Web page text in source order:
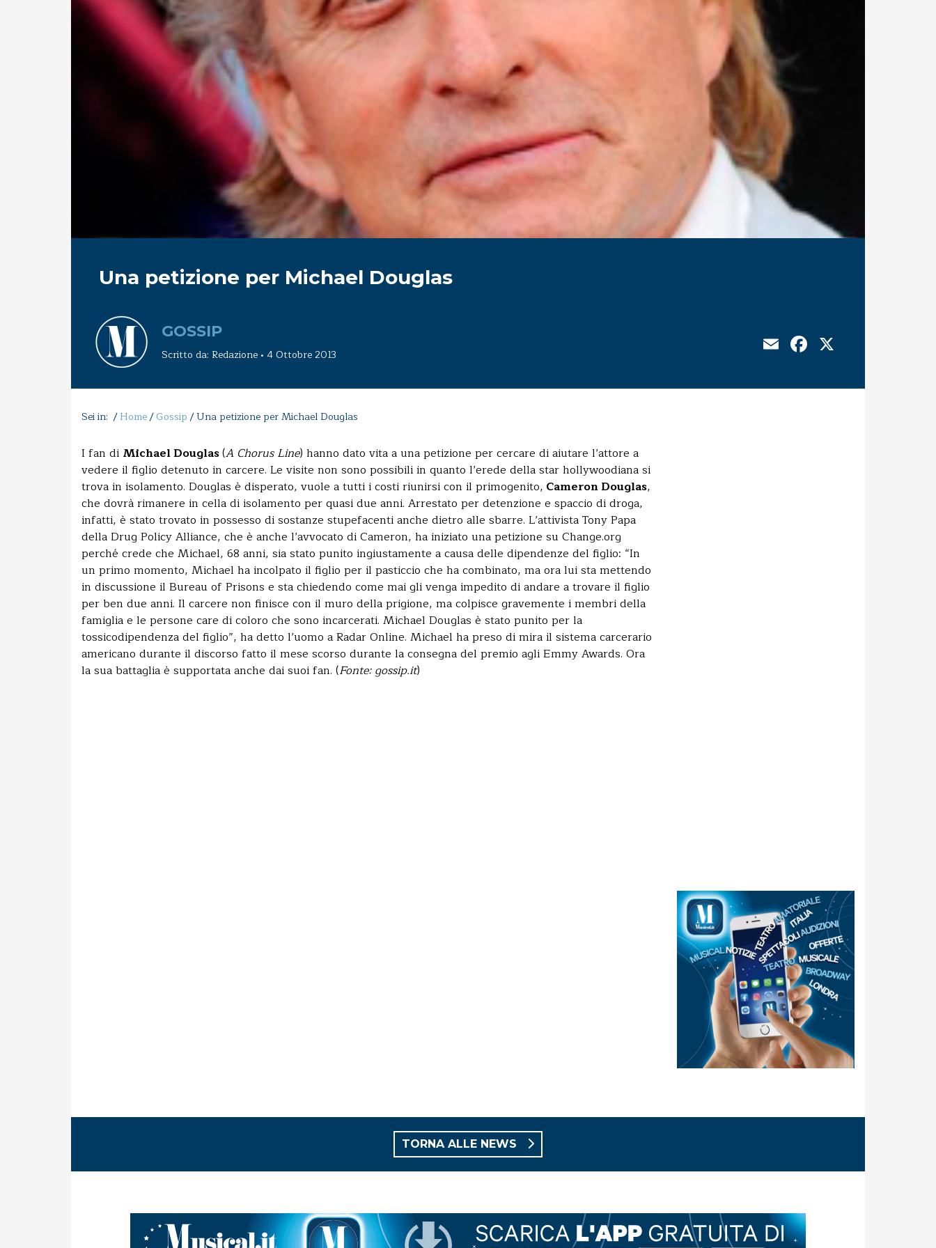
Una petizione per Michael Douglas
GOSSIP
Scritto da: Redazione • 4 Ottobre 2013 EmailFacebook
Sei in: /Home/Gossip/Una petizione per Michael Douglas
I fan di Michael Douglas(A Chorus Line) hanno dato vita a una petizione per cercare di aiutare l’attore a
vedere il figlio detenuto in carcere. Le visite non sono possibili in quanto l’erede della star hollywoodiana si
trova in isolamento. Douglas è disperato, vuole a tutti i costi riunirsi con il primogenito, Cameron Douglas,
che dovrà rimanere in cella di isolamento per quasi due anni. Arrestato per detenzione e spaccio di droga,
infatti, è stato trovato in possesso di sostanze stupefacenti anche dietro alle sbarre. L’attivista Tony Papa
della Drug Policy Alliance, che è anche l’avvocato di Cameron, ha iniziato una petizione su Change.org
perché crede che Michael, 68 anni, sia stato punito ingiustamente a causa delle dipendenze del figlio: “In
un primo momento, Michael ha incolpato il figlio per il pasticcio che ha combinato, ma ora lui sta mettendo
in discussione il Bureau of Prisons e sta chiedendo come mai gli venga impedito di andare a trovare il figlio
per ben due anni. Il carcere non finisce con il muro della prigione, ma colpisce gravemente i membri della
famiglia e le persone care di coloro che sono incarcerati. Michael Douglas è stato punito per la
tossicodipendenza del figlio”, ha detto l’uomo a Radar Online. Michael ha preso di mira il sistema carcerario
americano durante il discorso fatto il mese scorso durante la consegna del premio agli Emmy Awards. Ora
la sua battaglia è supportata anche dai suoi fan. (Fonte: gossip.it)
TORNA ALLE NEWS